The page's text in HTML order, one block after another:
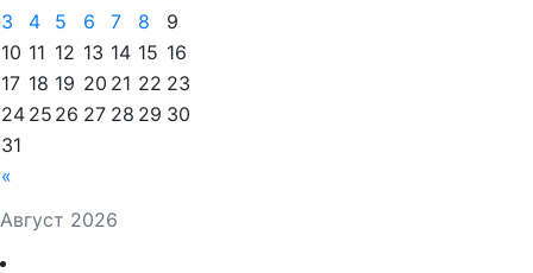
Август 2026
«
3
4 5 6 7 8
9
10 11 12 13 14 15 16
17 18 19 20 21 22 23
24 25 26 27 28 29 30
31